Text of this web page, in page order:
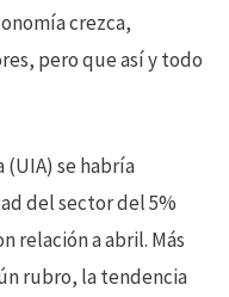
crezca,
pero que así y todo
(UIA) se habría
del sector del 5%
relación a abril. Más
rubro, la tendencia